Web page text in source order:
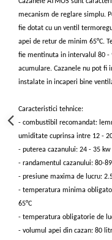
btu
Aparate de Aer
btu
Aparate de Aer
btu
Aparate de Aer
Aparate de Aer
Panouri solare
Panouri solare
nepresurizate
Accesorii Panouri solare
Pompe de circulaţie
instalaţiile termice
mecanism de reglare simplu.
fie dotat cu un ventil
apei de retur de minim 65°C.
fie mentinuta in intervalul 80 -
acumulare. Cazanele nu pot fi
instalate in incaperi bine
Caracteristici tehnice:
- combustibil recomandat:
umiditate cuprinsa intre 12 -
- puterea cazanului: 24 - 35 kw
- randamentul cazanului: 80-
- presiune maxima de lucru:
- temperatura minima
65°C
- temperatura obligatorie de
- volumul apei din cazan: 80